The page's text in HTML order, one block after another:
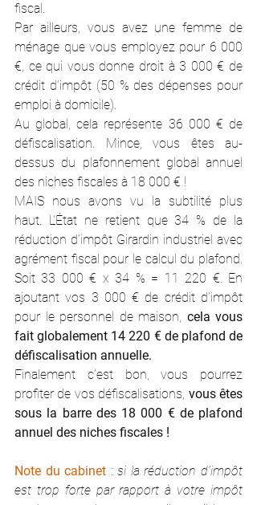
fiscal.
Par ailleurs, vous avez une femme de
ménage que vous employez pour 6 000
€, ce qui vous donne droit à 3 000 € de
crédit d’impôt (50 % des dépenses pour
emploi à domicile).
Au global, cela représente 36 000 € de
défiscalisation. Mince, vous êtes au-
dessus du plafonnement global annuel
des niches fiscales à 18 000 € !
MAIS nous avons vu la subtilité plus
haut. L’État ne retient que 34 % de la
réduction d’impôt Girardin industriel avec
agrément fiscal pour le calcul du plafond.
Soit 33 000 € x 34 % = 11 220 €. En
ajoutant vos 3 000 € de crédit d’impôt
pour le personnel de maison, cela vous
fait globalement 14 220 € de plafond de
défiscalisation annuelle.
Finalement c’est bon, vous pourrez
profiter de vos défiscalisations, vous êtes
sous la barre des 18 000 € de plafond
annuel des niches fiscales !
Note du cabinet : si la réduction d’impôt
est trop forte par rapport à votre impôt